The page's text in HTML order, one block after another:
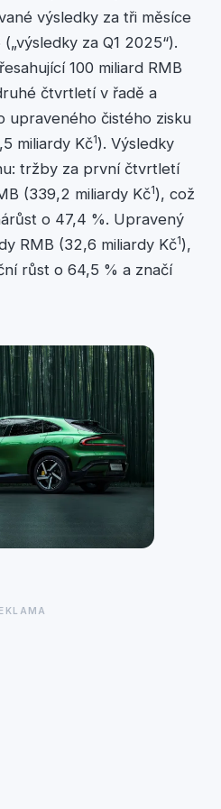
výsledky za tři měsíce
za Q1 2025“).
100 miliard RMB
čtvrtletí v řadě a
upraveného čistého zisku
miliardy Kč1). Výsledky
tržby za první čtvrtletí
(339,2 miliardy Kč1), což
o 47,4 %. Upravený
RMB (32,6 miliardy Kč1),
růst o 64,5 % a značí